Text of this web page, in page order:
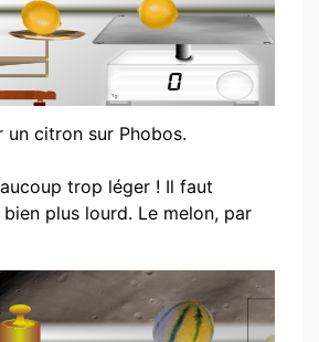
un citron sur Phobos.
trop léger ! Il faut
plus lourd. Le melon, par